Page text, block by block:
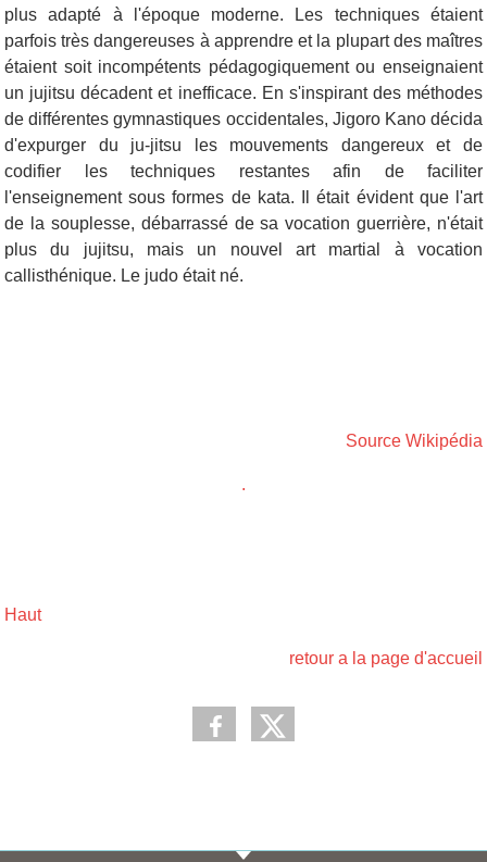
plus adapté à l'époque moderne. Les techniques étaient
parfois très dangereuses à apprendre et la plupart des maîtres
étaient soit incompétents pédagogiquement ou enseignaient
un jujitsu décadent et inefficace. En s'inspirant des méthodes
de différentes gymnastiques occidentales, Jigoro Kano décida
d'expurger du ju-jitsu les mouvements dangereux et de
codifier les techniques restantes afin de faciliter
l'enseignement sous formes de kata. Il était évident que l'art
de la souplesse, débarrassé de sa vocation guerrière, n'était
plus du jujitsu, mais un nouvel art martial à vocation
callisthénique. Le judo était né.
Source Wikipédia
.
Haut
retour a la page d'accueil